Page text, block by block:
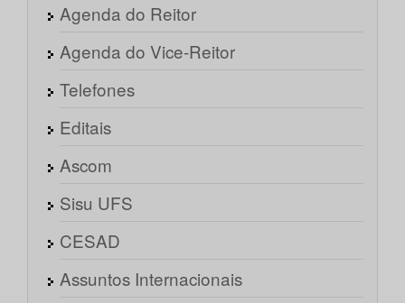
Agenda do Reitor
Agenda do Vice-Reitor
Telefones
Editais
Ascom
Sisu UFS
CESAD
Assuntos Internacionais